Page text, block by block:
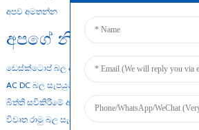
අපව අමතන්න
අපගේ නිෂ්පාදන
ඩෙස්ක්ටොප් බල ඇඩැප්ටරය
AC DC බල සැපයුම
බිත්ති සවිකිරීමේ ඇඩැප්ටරය
විවෘත රාමු බල සැපයුම